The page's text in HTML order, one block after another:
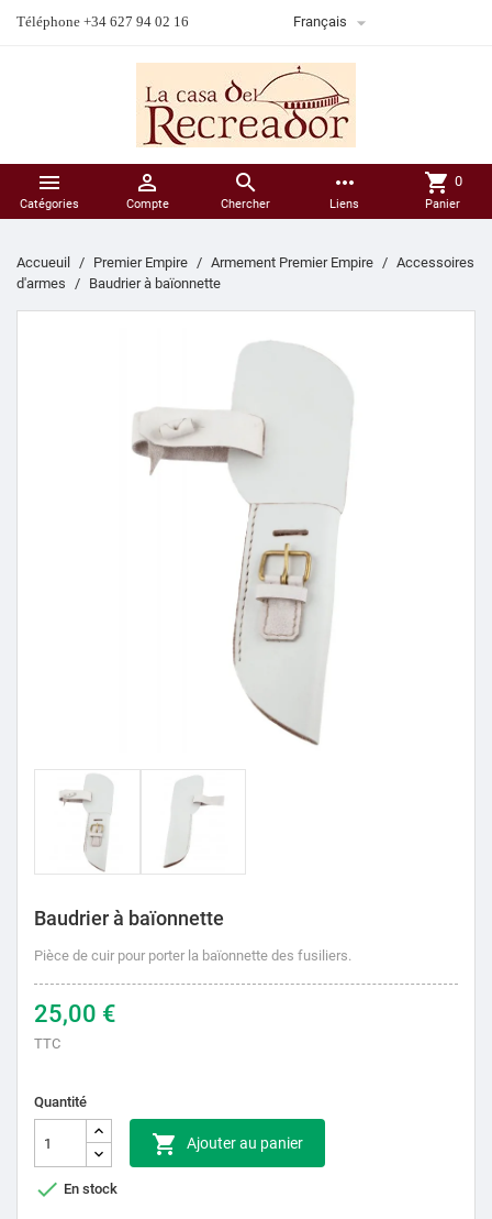
Téléphone +34 627 94 02 16 Français 

Catégories

Compte

Chercher
more_horiz
Liens
shopping_cart 0
Panier
Accueuil Premier Empire Armement Premier Empire
Accessoires
d'armes
Baudrier à baïonnette
Baudrier à baïonnette
Pièce de cuir pour porter la baïonnette des fusiliers.
25,00 €
TTC
Quantité
 Ajouter au panier
 En stock